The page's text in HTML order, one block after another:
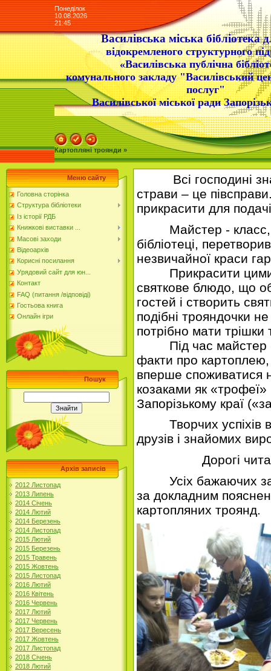
Понеділок
10.08.2026
21:45
Василівська міська бібліотека
відокремленого структурного
«Василівська публічна
комунального закладу "Василівський
послуг"
Василівської міської ради
Картопляні троянди »
Меню сайту
Головна сторінка
Структура бібліотеки
Із історії РДБ
Книжкові виставки ...
Масові заходи
Відеоархів
Корисні посилання
Урядовий сайт для юн...
Контакт
FAQ (питання /відповіді)
Гостьова книга
Онлайн ігри
Пошук
Архів записів
2012 Листопад
2013 Липень
2014 Січень
2014 Лютий
2014 Березень
2014 Листопад
2015 Лютий
2015 Березень
2015 Травень
2015 Жовтень
2015 Листопад
2016 Лютий
2016 Квітень
2016 Червень
2017 Лютий
2017 Червень
2017 Вересень
2017 Жовтень
2017 Листопад
2018 Січень
2018 Лютий
Всі господині
страви – це
прикрасити для
Майстер - класс,
бібліотеці,
незвичайної краси
Прикрасити цими
святкове блюдо, що
гостей і створить
подібні трояндочки
потрібно мати трішки
Під час майстер -
факти про картоплею,
вперше споживатися
козаками як
Запорізькому краї
Творчих успіхів
друзів і знайомих
Дорогі
Усіх бажаючих
за докладним
картопляних